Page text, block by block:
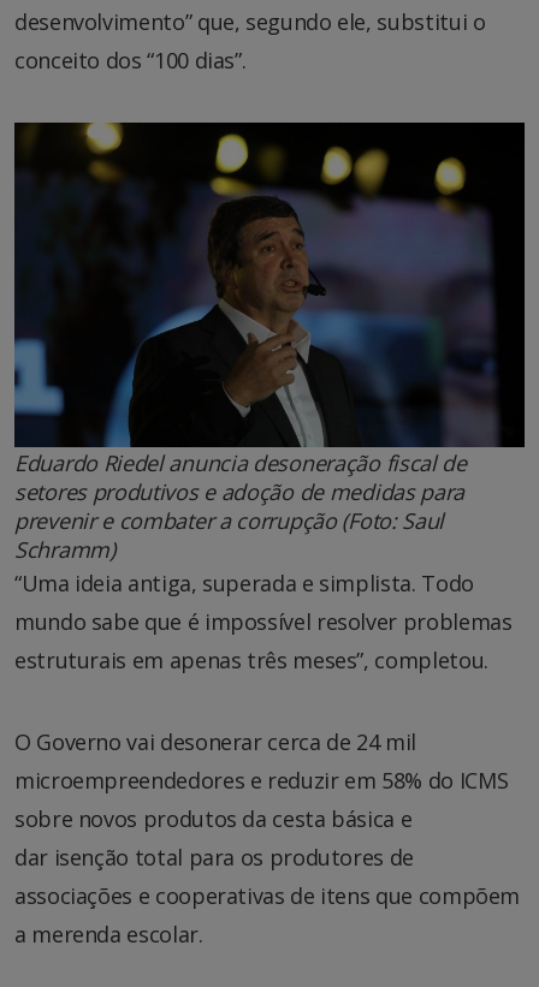
desenvolvimento” que, segundo ele, substitui o
conceito dos “100 dias”.
Eduardo Riedel anuncia desoneração fiscal de
setores produtivos e adoção de medidas para
prevenir e combater a corrupção (Foto: Saul
Schramm)
“Uma ideia antiga, superada e simplista. Todo
mundo sabe que é impossível resolver problemas
estruturais em apenas três meses”, completou.
O Governo vai desonerar cerca de 24 mil
microempreendedores e reduzir em 58% do ICMS
sobre novos produtos da cesta básica e
dar isenção total para os produtores de
associações e cooperativas de itens que compõem
a merenda escolar.